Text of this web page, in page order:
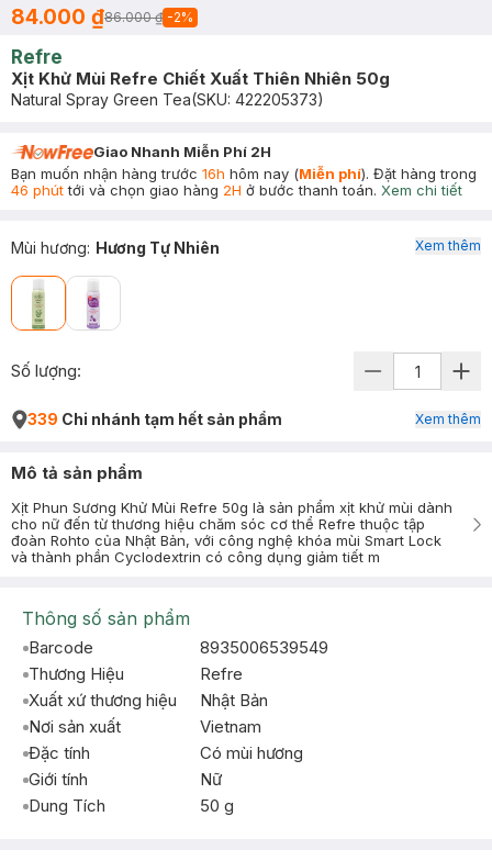
84.000 ₫86.000 ₫ -2%
Refre
Xịt Khử Mùi Refre Chiết Xuất Thiên Nhiên 50g
Natural Spray Green Tea(SKU: 422205373)
Giao Nhanh Miễn Phí 2H
Bạn muốn nhận hàng trước 16h hôm nay (Miễn phí). Đặt hàng trong
46 phúttới và chọn giao hàng 2H ở bước thanh toán. Xem chi tiết
Mùi hương: Hương Tự Nhiên Xem thêm
Số lượng:
339 Chi nhánh tạm hết sản phẩm Xem thêm
Mô tả sản phẩm
Xịt Phun Sương Khử Mùi Refre 50g là sản phẩm xịt khử mùi dành
cho nữ đến từ thương hiệu chăm sóc cơ thể Refre thuộc tập
đoàn Rohto của Nhật Bản, với công nghệ khóa mùi Smart Lock
và thành phần Cyclodextrin có công dụng giảm tiết m
Thông số sản phẩm
Barcode
8935006539549
Thương Hiệu
Refre
Xuất xứ thương hiệu
Nhật Bản
Nơi sản xuất
Vietnam
Đặc tính
Có mùi hương
Giới tính
Nữ
Dung Tích
50 g